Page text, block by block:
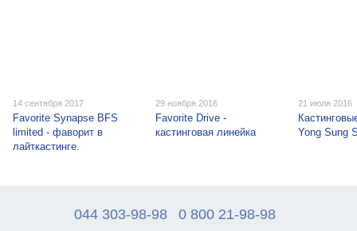
14 сентября 2017
Favorite Synapse BFS
limited - фаворит в
лайткастинге.
29 ноября 2016
Favorite Drive -
кастинговая линейка
21 июля 2016
Yong Sung
044 303-98-98 0 800 21-98-98